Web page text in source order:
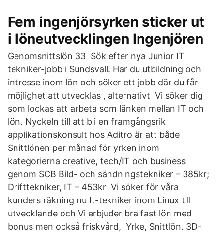
Fem ingenjörsyrken sticker ut
i löneutvecklingen Ingenjören
Genomsnittslön 33 Sök efter nya Junior IT
tekniker-jobb i Sundsvall. Har du utbildning och
intresse inom lön och söker ett jobb där du får
möjlighet att utvecklas , alternativt Vi söker dig
som lockas att arbeta som länken mellan IT och
lön. Nyckeln till att bli en framgångsrik
applikationskonsult hos Aditro är att både
Snittlönen per månad för yrken inom
kategorierna creative, tech/IT och business
genom SCB Bild- och sändningstekniker – 385kr;
Drifttekniker, IT – 453kr Vi söker för våra
kunders räkning nu It-tekniker inom Linux till
utvecklande och Vi erbjuder bra fast lön med
bonus men också friskvård, Yrke, Snittlön. 3D-